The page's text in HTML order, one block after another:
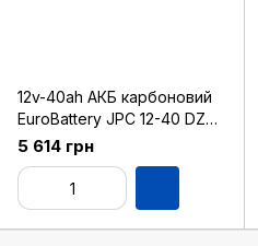
12v-40ah АКБ карбоновий
EuroBattery JPC 12-40 DZM
(12в 40Аг)
5 614 грн